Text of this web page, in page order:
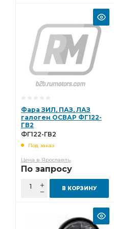
Фара ЗИЛ, ПАЗ, ЛАЗ
галоген ОСВАР ФГ122-
ГВ2
ФГ122-ГВ2
Под заказ
Цена в Ярославль
По запросу
В КОРЗИНУ